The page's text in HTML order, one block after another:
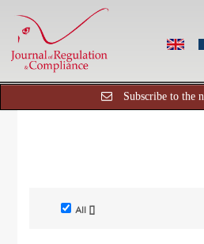
Subscribe to the
All []